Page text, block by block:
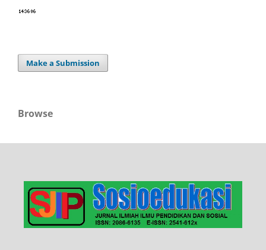
Make a Submission
Browse